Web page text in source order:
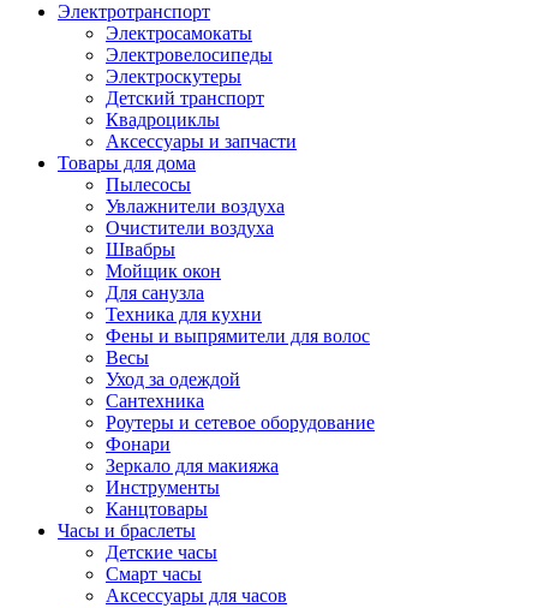
Электротранспорт
Электросамокаты
Электровелосипеды
Электроскутеры
Детский транспорт
Квадроциклы
Аксессуары и запчасти
Товары для дома
Пылесосы
Увлажнители воздуха
Очистители воздуха
Швабры
Мойщик окон
Для санузла
Техника для кухни
Фены и выпрямители для волос
Весы
Уход за одеждой
Сантехника
Роутеры и сетевое оборудование
Фонари
Зеркало для макияжа
Инструменты
Канцтовары
Часы и браслеты
Детские часы
Смарт часы
Аксессуары для часов